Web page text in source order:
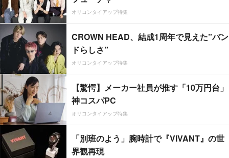
オリコンタイアップ特集
CROWN HEAD、結成1周年で見えた”バン
ドらしさ”
オリコンタイアップ特集
【驚愕】メーカー社員が推す「10万円台」
神コスパPC
オリコンタイアップ特集
「別班のよう」腕時計で『VIVANT』の世
界観再現